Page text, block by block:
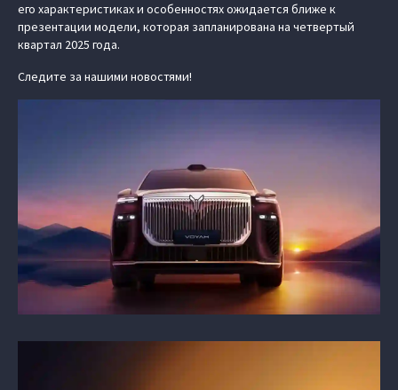
его характеристиках и особенностях ожидается ближе к
презентации модели, которая запланирована на четвертый
квартал 2025 года.
Следите за нашими новостями!